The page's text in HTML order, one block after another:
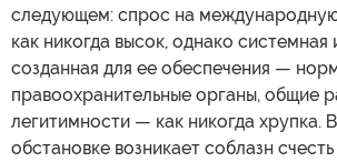
следующем: спрос на
как никогда высок, однако
созданная для ее обеспечения —
правоохранительные органы, общие
легитимности — как никогда хрупка.
обстановке возникает соблазн